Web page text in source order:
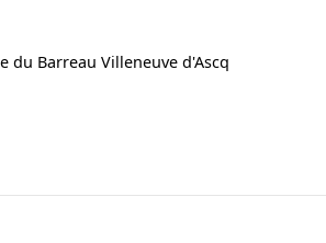
du Barreau Villeneuve d'Ascq